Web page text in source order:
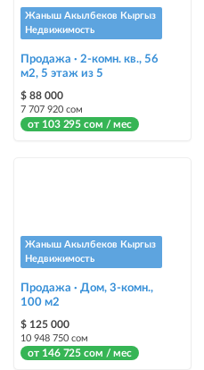
размещение объявления на
Telegram канале + платное
Выделить цветом
выделение объявления цветом
«Срочно»
Стикеры
Яркие стикеры с опциями, выделят
помогут продать быстрее
Жаныш Акылбеков Кыргыз
Недвижимость
Продажа · 2-комн. кв., 56
м2, 5 этаж из 5
$ 88 000
7 707 920 сом
от 103 295 сом / мес
Жаныш Акылбеков Кыргыз
Недвижимость
Продажа · Дом, 3-комн.,
100 м2
$ 125 000
10 948 750 сом
от 146 725 сом / мес